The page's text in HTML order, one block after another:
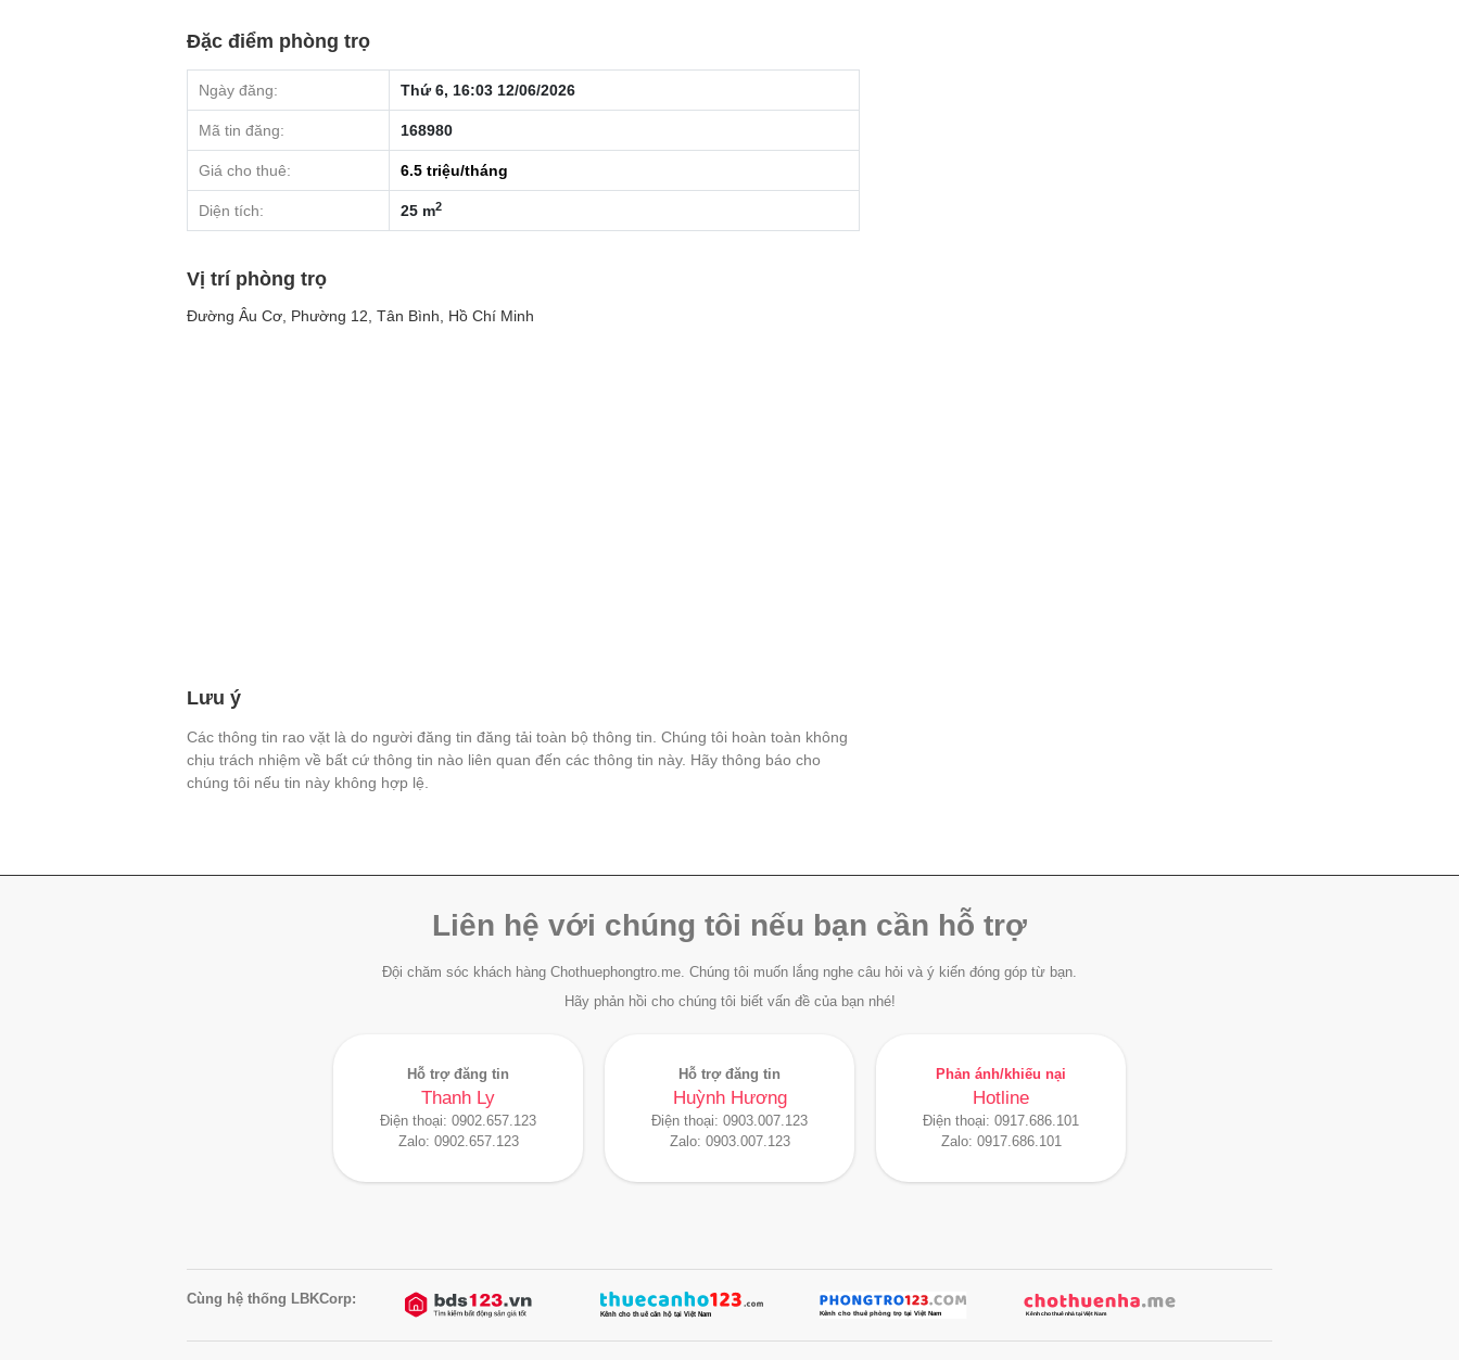
Đặc điểm phòng trọ
Ngày đăng: Thứ 6, 16:03 12/06/2026
Mã tin đăng: 168980
Giá cho thuê: 6.5 triệu/tháng
Diện tích: 25 m2
Vị trí phòng trọ
Đường Âu Cơ, Phường 12, Tân Bình, Hồ Chí Minh
Lưu ý
Các thông tin rao vặt là do người đăng tin đăng tải toàn bộ thông tin. Chúng tôi hoàn toàn không
chịu trách nhiệm về bất cứ thông tin nào liên quan đến các thông tin này. Hãy thông báo cho
chúng tôi nếu tin này không hợp lệ.
Liên hệ với chúng tôi nếu bạn cần hỗ trợ
Đội chăm sóc khách hàng Chothuephongtro.me. Chúng tôi muốn lắng nghe câu hỏi và ý kiến đóng góp từ bạn.
Hãy phản hồi cho chúng tôi biết vấn đề của bạn nhé!
Hỗ trợ đăng tin
Thanh Ly
Điện thoại: 0902.657.123
Zalo: 0902.657.123
Hỗ trợ đăng tin
Huỳnh Hương
Điện thoại: 0903.007.123
Zalo: 0903.007.123
Phản ánh/khiếu nại
Hotline
Điện thoại: 0917.686.101
Zalo: 0917.686.101
Cùng hệ thống LBKCorp: